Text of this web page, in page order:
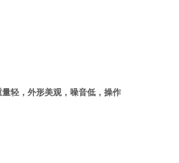
轻，外形美观，噪音低，操作